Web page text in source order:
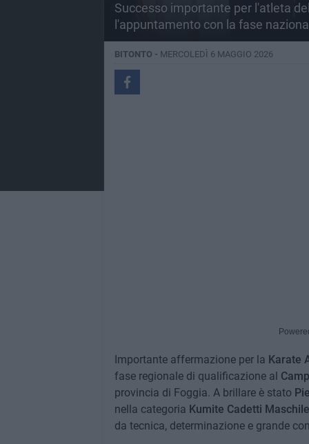
Successo importante per l'atleta
l'appuntamento con la fase
BITONTO - MERCOLEDÌ 6 MAGGIO 2026
Importante affermazione per la Karate
fase regionale di qualificazione al
provincia di Foggia. A brillare è stato
nella categoria Kumite Cadetti Maschile
da tecnica, determinazione e grande